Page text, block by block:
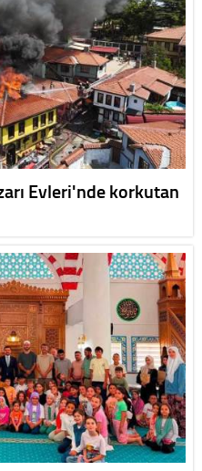
Evleri'nde korkutan